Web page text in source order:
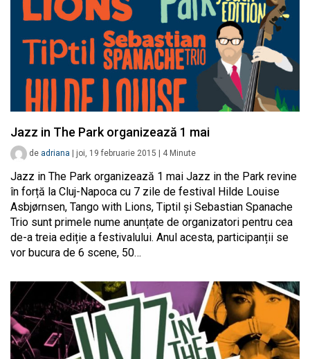
Jazz in The Park organizează 1 mai
de adriana | joi, 19 februarie 2015 | 4 Minute
Jazz in The Park organizează 1 mai Jazz in the Park revine
în forță la Cluj-Napoca cu 7 zile de festival Hilde Louise
Asbjørnsen, Tango with Lions, Tiptil și Sebastian Spanache
Trio sunt primele nume anunțate de organizatori pentru cea
de-a treia ediție a festivalului. Anul acesta, participanții se
vor bucura de 6 scene, 50…